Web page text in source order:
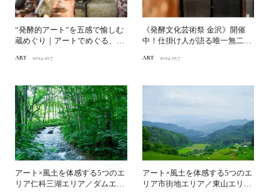
“発酵的アート”を五感で愉しむ
蔵めぐり｜アートでめぐる、石
ART 2024.10.7
《発酵文化芸術祭 金沢》開催
中！仕掛け人が語る唯一無二の
ART 2024.10.7
アート×風土を体感する5つのエ
リア仁科三湖エリア／ダムエリ
アート×風土を体感する5つのエ
リア市街地エリア／東山エリア